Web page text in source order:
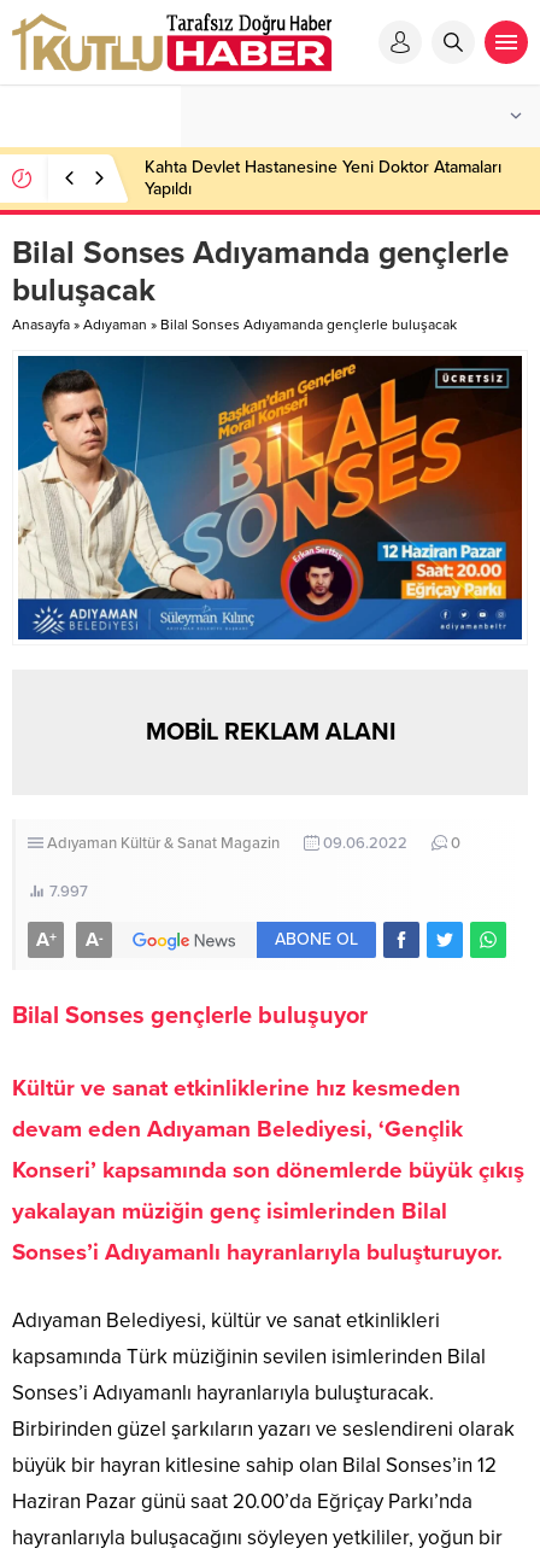
Kahta Devlet Hastanesine Yeni Doktor Atamaları
Yapıldı
Bilal Sonses Adıyamanda gençlerle
buluşacak
Anasayfa » Adıyaman » Bilal Sonses Adıyamanda gençlerle buluşacak
MOBİL REKLAM ALANI
Adıyaman Kültür & Sanat Magazin 09.06.2022 0
7.997
A+ A- ABONE OL
Bilal Sonses gençlerle buluşuyor
Kültür ve sanat etkinliklerine hız kesmeden
devam eden Adıyaman Belediyesi, ‘Gençlik
Konseri’ kapsamında son dönemlerde büyük çıkış
yakalayan müziğin genç isimlerinden Bilal
Sonses’i Adıyamanlı hayranlarıyla buluşturuyor.
Adıyaman Belediyesi, kültür ve sanat etkinlikleri
kapsamında Türk müziğinin sevilen isimlerinden Bilal
Sonses’i Adıyamanlı hayranlarıyla buluşturacak.
Birbirinden güzel şarkıların yazarı ve seslendireni olarak
büyük bir hayran kitlesine sahip olan Bilal Sonses’in 12
Haziran Pazar günü saat 20.00’da Eğriçay Parkı’nda
hayranlarıyla buluşacağını söyleyen yetkililer, yoğun bir